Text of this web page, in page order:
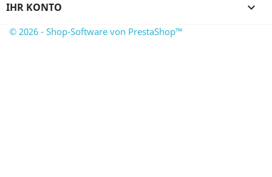
IHR KONTO 
© 2026 - Shop-Software von PrestaShop™